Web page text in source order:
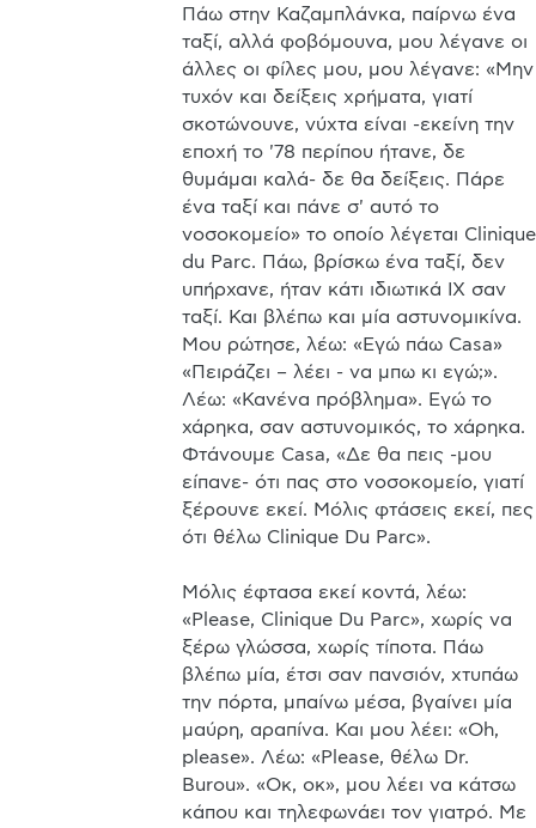
Πάω στην Καζαμπλάνκα, παίρνω ένα
ταξί, αλλά φοβόμουνα, μου λέγανε οι
άλλες οι φίλες μου, μου λέγανε: «Μην
τυχόν και δείξεις χρήματα, γιατί
σκοτώνουνε, νύχτα είναι -εκείνη την
εποχή το '78 περίπου ήτανε, δε
θυμάμαι καλά- δε θα δείξεις. Πάρε
ένα ταξί και πάνε σ' αυτό το
νοσοκομείο» το οποίο λέγεται Clinique
du Parc. Πάω, βρίσκω ένα ταξί, δεν
υπήρχανε, ήταν κάτι ιδιωτικά ΙΧ σαν
ταξί. Και βλέπω και μία αστυνομικίνα.
Μου ρώτησε, λέω: «Εγώ πάω Casa»
«Πειράζει – λέει - να μπω κι εγώ;».
Λέω: «Κανένα πρόβλημα». Εγώ το
χάρηκα, σαν αστυνομικός, το χάρηκα.
Φτάνουμε Casa, «Δε θα πεις -μου
είπανε- ότι πας στο νοσοκομείο, γιατί
ξέρουνε εκεί. Μόλις φτάσεις εκεί, πες
ότι θέλω Clinique Du Parc».
Μόλις έφτασα εκεί κοντά, λέω:
«Please, Clinique Du Parc», χωρίς να
ξέρω γλώσσα, χωρίς τίποτα. Πάω
βλέπω μία, έτσι σαν πανσιόν, χτυπάω
την πόρτα, μπαίνω μέσα, βγαίνει μία
μαύρη, αραπίνα. Και μου λέει: «Οh,
please». Λέω: «Please, θέλω Dr.
Burou». «Οκ, οκ», μου λέει να κάτσω
κάπου και τηλεφωνάει τον γιατρό. Με